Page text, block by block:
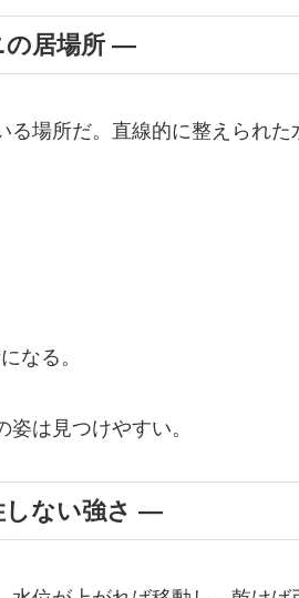
の居場所 ―
場所だ。直線的に整えられ
なる。
は見つけやすい。
しない強さ ―